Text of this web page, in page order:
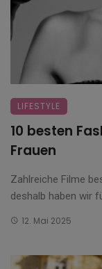
LIFESTYLE
10 besten
Frauen
Zahlreiche Filme
deshalb haben wir
12. Mai 2025